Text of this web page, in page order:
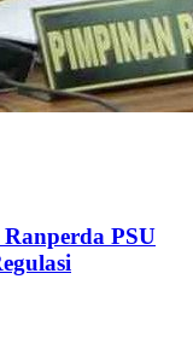
PSU